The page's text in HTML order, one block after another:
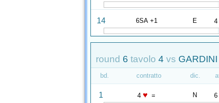
14 6SA +1 E 4
round 6 tavolo 4 vs
bd. contratto dic.
1 4 ♥ = N 6